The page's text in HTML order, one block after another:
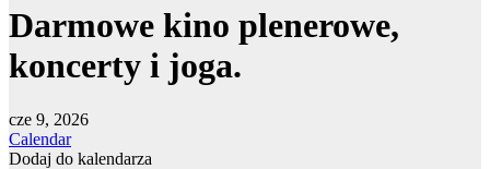
Darmowe kino plenerowe,
koncerty i joga.
cze 9, 2026
Calendar
Dodaj do kalendarza